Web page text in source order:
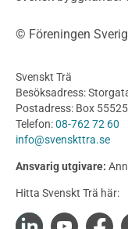
Byggnation och
Utförande
Produkter
© Föreningen
Svenskt Trä
Besöksadress:
Postadress: Box
Telefon:08-762 72 60
info@svenskttra.se
Ansvarig utgivare:
Hitta Svenskt Trä här: